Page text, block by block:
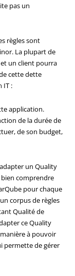
pas un
règles sont
La plupart de
un client pourra
cette dette
IT :
application.
de la durée de
de son budget,
un Quality
comprendre
pour chaque
corpus de règles
Qualité de
ce Quality
à pouvoir
permette de gérer